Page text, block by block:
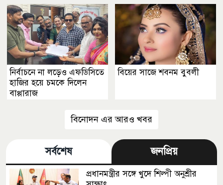
নির্বাচনে না লড়েও এফডিসিতে
হাজির হয়ে চমকে দিলেন
বাপ্পারাজ
বিয়ের সাজে শবনম বুবলী
বিনোদন এর আরও খবর
সর্বশেষ জনপ্রিয়
প্রধানমন্ত্রীর সঙ্গে খুদে শিল্পী অনুশ্রীর